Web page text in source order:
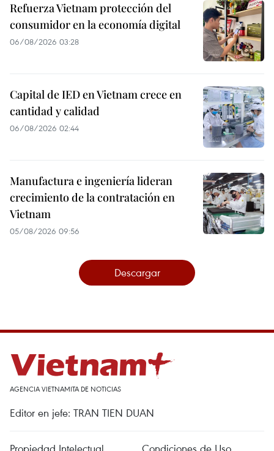
Refuerza Vietnam protección del
consumidor en la economía digital
06/08/2026 03:28
Capital de IED en Vietnam crece en
cantidad y calidad
06/08/2026 02:44
Manufactura e ingeniería lideran
crecimiento de la contratación en
Vietnam
05/08/2026 09:56
Descargar
AGENCIA VIETNAMITA DE NOTICIAS
Editor en jefe: TRAN TIEN DUAN